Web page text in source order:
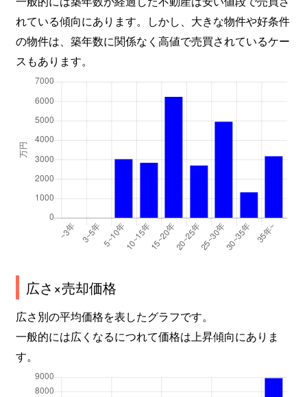
れている傾向にあります。しかし、大きな物件や好条件
の物件は、築年数に関係なく高値で売買されているケー
スもあります。
広さ×売却価格
広さ別の平均価格を表したグラフです。
一般的には広くなるにつれて価格は上昇傾向にありま
す。